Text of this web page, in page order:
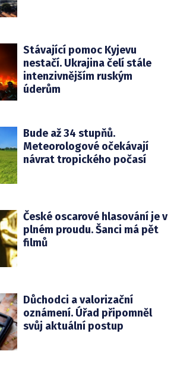
Stávající pomoc Kyjevu
nestačí. Ukrajina čelí stále
intenzivnějším ruským
úderům
Bude až 34 stupňů.
Meteorologové očekávají
návrat tropického počasí
České oscarové hlasování je v
plném proudu. Šanci má pět
filmů
Důchodci a valorizační
oznámení. Úřad připomněl
svůj aktuální postup